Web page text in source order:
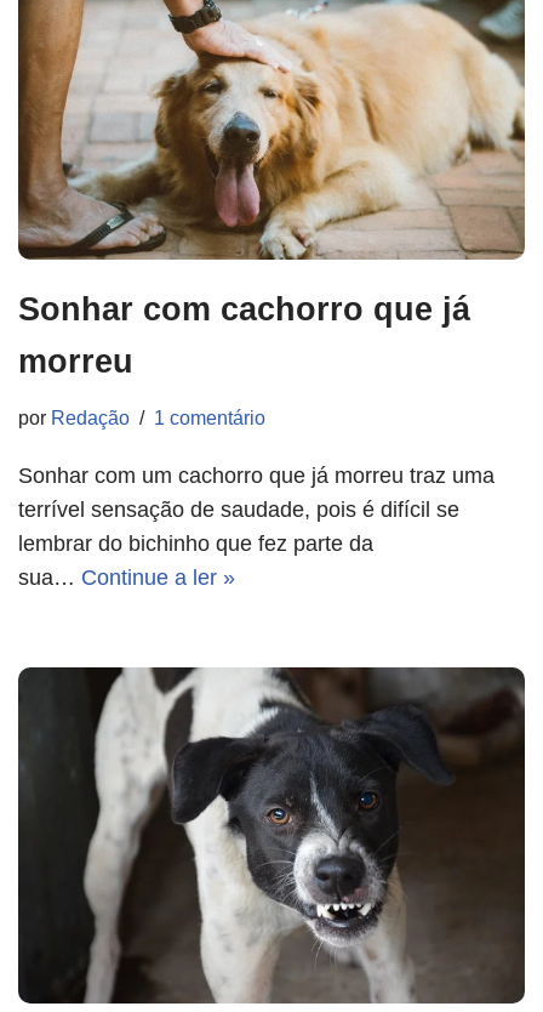
Sonhar com cachorro que já
morreu
por Redação 1 comentário
Sonhar com um cachorro que já morreu traz uma
terrível sensação de saudade, pois é difícil se
lembrar do bichinho que fez parte da
sua… Continue a ler »